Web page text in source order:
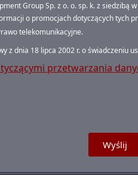
Group Sp. z o. o. sp. k. z
o promocjach dotyczących tych
telekomunikacyjne.
z dnia 18 lipca 2002 r. o świadczeniu
przetwarzania
Wyślij